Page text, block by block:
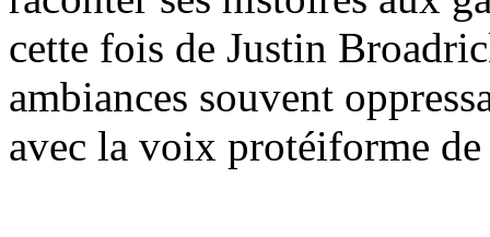
cette fois de Justin
ambiances souvent
avec la voix protéiforme